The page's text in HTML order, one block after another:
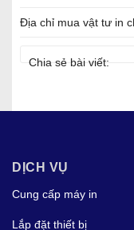
Địa chỉ mua vật tư in
Chia sẻ bài viết:
DỊCH VỤ
Cung cấp máy in
Lắp đặt thiết bị